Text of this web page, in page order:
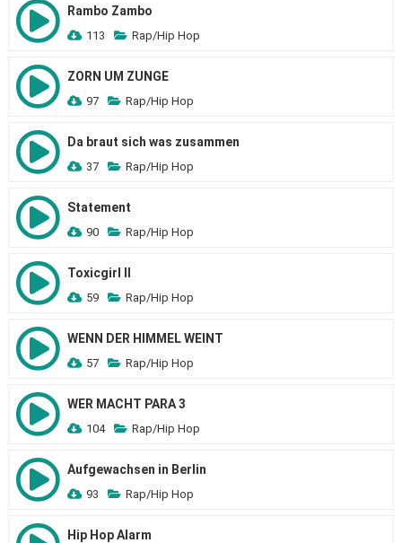
Rambo Zambo
113 Rap/Hip Hop
ZORN UM ZUNGE
97 Rap/Hip Hop
Da braut sich was zusammen
37 Rap/Hip Hop
Statement
90 Rap/Hip Hop
Toxicgirl II
59 Rap/Hip Hop
WENN DER HIMMEL WEINT
57 Rap/Hip Hop
WER MACHT PARA 3
104 Rap/Hip Hop
Aufgewachsen in Berlin
93 Rap/Hip Hop
Hip Hop Alarm